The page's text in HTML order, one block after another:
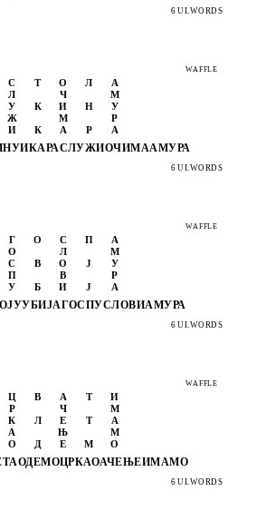
6 UI.WORDS
WAFFLE
С Т О Л
А
Л
Ч
М
У
К И Н
У
Ж
М
Р
И
К А Р А
ИКАРАСЛУЖИОЧИМААМУРА
6 UI.WORDS
WAFFLE
Г О С П
А
О
Л
М
С
В О Ј
У
П
В
Р
У
Б И Ј А
УБИЈАГОСПУСЛОВИАМУРА
6 UI.WORDS
WAFFLE
Ц В А Т
И
Р
Ч
М
К
Л Е Т
А
А
Њ
М
О
Д Е М О
ОДЕМОЦРКАОАЧЕЊЕИМАМО
6 UI.WORDS